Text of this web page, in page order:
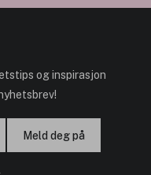
og inspirasjon
Meld deg på